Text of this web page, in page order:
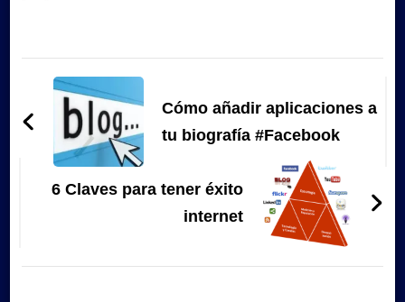
Navegación
de
entradas
Cómo añadir aplicaciones a
tu biografía #Facebook
6 Claves para tener éxito
internet